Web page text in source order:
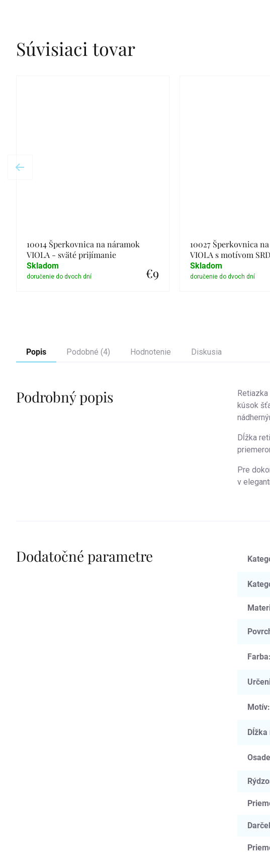
Súvisiaci tovar
10014 Šperkovnica na náramok
VIOLA - sväté prijímanie
€9
Skladom
10027 Šperkovnica
VIOLA s motívom
Skladom
Popis Podobné (4) Hodnotenie Diskusia
Podrobný popis
kúsok
Dĺžka
Pre
v
Dodatočné parametre
Farba:
Motív: